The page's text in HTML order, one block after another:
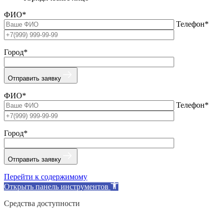
ФИО*
Телефон*
Город*
Отправить заявку
ФИО*
Телефон*
Город*
Отправить заявку
Перейти к содержимому
Открыть панель инструментов
Средства доступности